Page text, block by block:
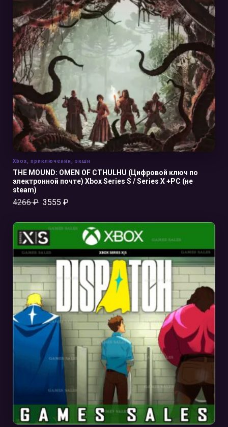
В КОРЗИНУ
THE MOUND: OMEN OF CTHULHU (Цифровой ключ по
электронной почте) Xbox Series S / Series X +PC (не
steam)
4266₽ 3555 ₽
Xbox приключения экшн
В КОРЗИНУ